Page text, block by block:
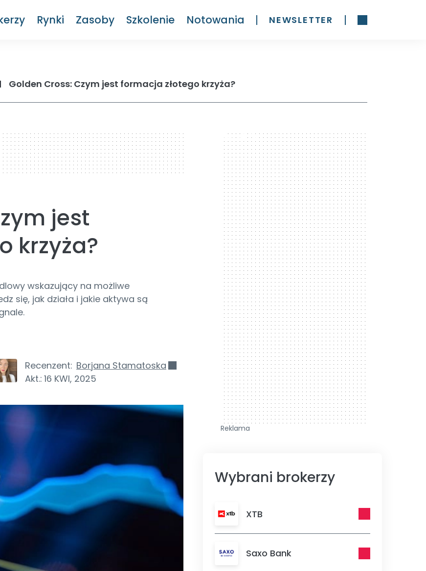
Rynki Zasoby Szkolenie Notowania NEWSLETTER
Golden Cross: Czym jest formacja złotego krzyża?
jest
krzyża?
wskazujący na możliwe
się, jak działa i jakie aktywa są
Recenzent: Borjana Stamatoska
Akt.: 16 KWI, 2025
300 x 600
Reklama
Wybrani brokerzy
XTB
Saxo Bank